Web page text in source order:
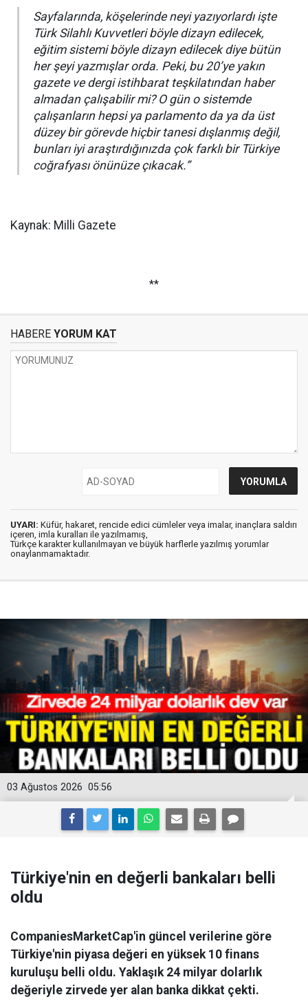
Sayfalarında, köşelerinde neyi yazıyorlardı işte
Türk Silahlı Kuvvetleri böyle dizayn edilecek,
eğitim sistemi böyle dizayn edilecek diye bütün
her şeyi yazmışlar orda. Peki, bu 20’ye yakın
gazete ve dergi istihbarat teşkilatından haber
almadan çalışabilir mi? O gün o sistemde
çalışanların hepsi ya parlamento da ya da üst
düzey bir görevde hiçbir tanesi dışlanmış değil,
bunları iyi araştırdığınızda çok farklı bir Türkiye
coğrafyası önünüze çıkacak.”
Kaynak: Milli Gazete
**
HABERE YORUM KAT
UYARI: Küfür, hakaret, rencide edici cümleler veya imalar, inançlara saldırı
içeren, imla kuralları ile yazılmamış,
Türkçe karakter kullanılmayan ve büyük harflerle yazılmış yorumlar
onaylanmamaktadır.
05:56
03 Ağustos 2026
Türkiye'nin en değerli bankaları belli
oldu
CompaniesMarketCap'in güncel verilerine göre
Türkiye'nin piyasa değeri en yüksek 10 finans
kuruluşu belli oldu. Yaklaşık 24 milyar dolarlık
değeriyle zirvede yer alan banka dikkat çekti.